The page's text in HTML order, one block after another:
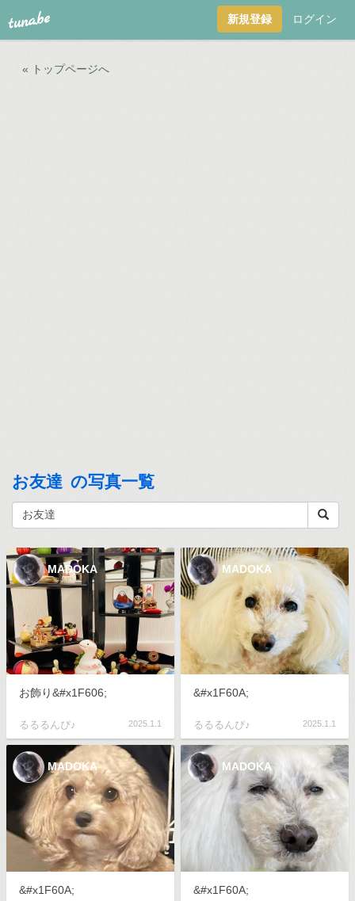
tuna.be 新規登録 ログイン
« トップページへ
お友達 の写真一覧
MADOKA
お飾り&#x1F606;
るるるんぴ♪ 2025.1.1
MADOKA
&#x1F60A;
るるるんぴ♪ 2025.1.1
MADOKA
&#x1F60A;
MADOKA
&#x1F60A;